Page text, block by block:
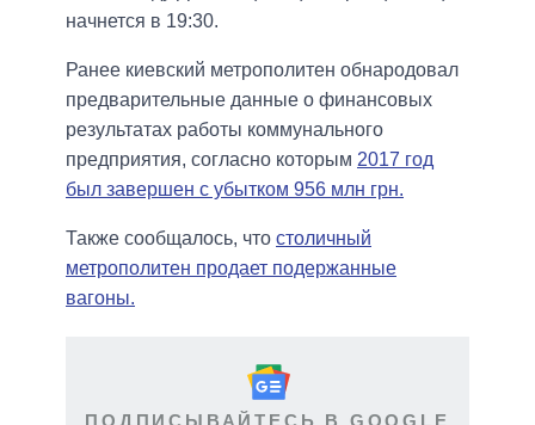
начнется в 19:30.
Ранее киевский метрополитен обнародовал
предварительные данные о финансовых
результатах работы коммунального
предприятия, согласно которым 2017 год
был завершен с убытком 956 млн грн.
Также сообщалось, что столичный
метрополитен продает подержанные
вагоны.
ПОДПИСЫВАЙТЕСЬ В GOOGLE